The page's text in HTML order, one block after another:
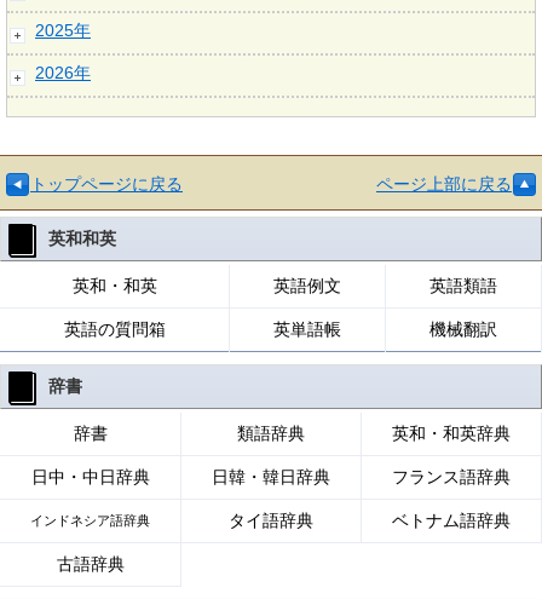
2025年
2026年
トップページに戻る ページ上部に戻る
英和和英
英和・和英 英語例文 英語類語
英語の質問箱 英単語帳 機械翻訳
辞書
辞書 類語辞典 英和・和英辞典
日中・中日辞典 日韓・韓日辞典 フランス語辞典
インドネシア語辞典 タイ語辞典 ベトナム語辞典
古語辞典